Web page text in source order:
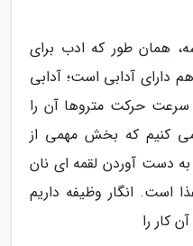
همان طور که ادب برای
دارای آدابی است؛ آدابی
حرکت متروها آن را
کنیم که بخش مهمی از
دست آوردن لقمه ای نان
است. انگار وظیفه داریم
کار را